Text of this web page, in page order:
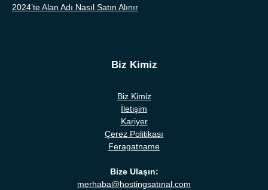
2024’te Alan Adı Nasıl Satın Alınır
Biz Kimiz
Biz Kimiz
İletişim
Kariyer
Çerez Politikası
Feragatname
Bize Ulaşın:
merhaba@hostingsatınal.com